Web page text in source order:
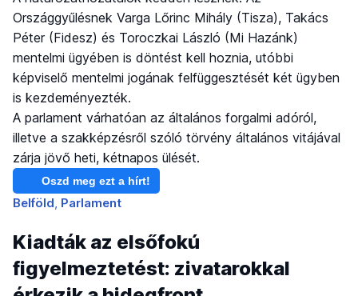
Országgyűlésnek Varga Lőrinc Mihály (Tisza), Takács
Péter (Fidesz) és Toroczkai László (Mi Hazánk)
mentelmi ügyében is döntést kell hoznia, utóbbi
képviselő mentelmi jogának felfüggesztését két ügyben
is kezdeményezték.
A parlament várhatóan az általános forgalmi adóról,
illetve a szakképzésről szóló törvény általános vitájával
zárja jövő heti, kétnapos ülését.
Oszd meg ezt a hírt!
Belföld Parlament
Kiadták az elsőfokú
figyelmeztetést: zivatarokkal